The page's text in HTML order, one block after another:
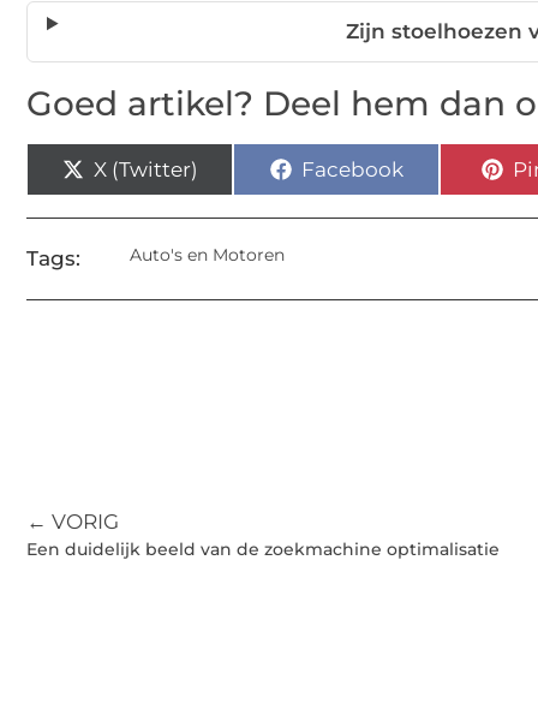
Zijn stoelhoezen
Goed artikel? Deel hem dan
X (Twitter) Facebook
Tags: Auto's en Motoren
← VORIG
Een duidelijk beeld van de zoekmachine optimalisatie